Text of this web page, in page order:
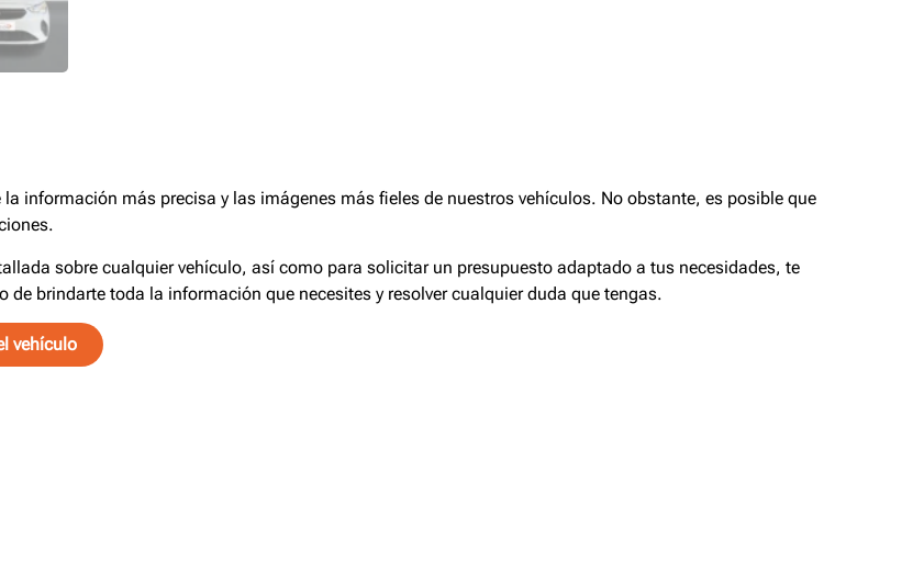
información más precisa y las imágenes más fieles de nuestros vehículos. No obstante, es posible que
sobre cualquier vehículo, así como para solicitar un presupuesto adaptado a tus necesidades, te
brindarte toda la información que necesites y resolver cualquier duda que tengas.
vehículo